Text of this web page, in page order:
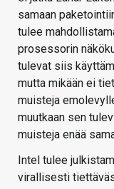
samaan
tulee
prosessorin
tulevat siis
mutta mikään ei
muisteja
muutkaan sen
muisteja enää
Intel tulee
virallisesti